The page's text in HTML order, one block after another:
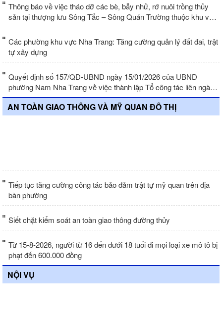
Thông báo về việc tháo dỡ các bè, bẫy nhử, rớ nuôi trồng thủy
sản tại thượng lưu Sông Tắc – Sông Quán Trường thuộc khu vực
phường Nam Nha Trang
Các phường khu vực Nha Trang: Tăng cường quản lý đất đai, trật
tự xây dựng
Quyết định số 157/QĐ-UBND ngày 15/01/2026 của UBND
phường Nam Nha Trang về việc thành lập Tổ công tác liên ngành
kiểm tra, xử lý vi phạm hành chính trên lĩnh vực trật tự an toàn
giao thông và mỹ quan đô thị trên địa bàn phường Nam Nha
Trang
AN TOÀN GIAO THÔNG VÀ MỸ QUAN ĐÔ THỊ
Tiếp tục tăng cường công tác bảo đảm trật tự mỹ quan trên địa
bàn phường
Siết chặt kiểm soát an toàn giao thông đường thủy
Từ 15-8-2026, người từ 16 đến dưới 18 tuổi đi mọi loại xe mô tô bị
phạt đến 600.000 đồng
NỘI VỤ